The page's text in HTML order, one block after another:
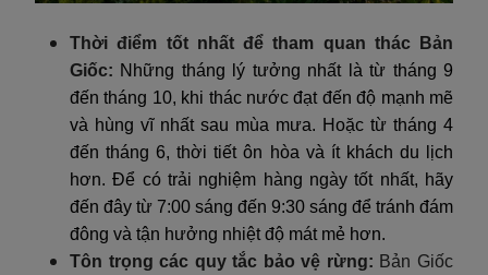
Thời điểm tốt nhất để tham quan thác Bản
Giốc: Những tháng lý tưởng nhất là từ tháng 9
đến tháng 10, khi thác nước đạt đến độ mạnh mẽ
và hùng vĩ nhất sau mùa mưa. Hoặc từ tháng 4
đến tháng 6, thời tiết ôn hòa và ít khách du lịch
hơn. Để có trải nghiệm hàng ngày tốt nhất, hãy
đến đây từ 7:00 sáng đến 9:30 sáng để tránh đám
đông và tận hưởng nhiệt độ mát mẻ hơn.
Tôn trọng các quy tắc bảo vệ rừng: Bản Giốc